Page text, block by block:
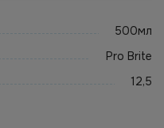
500мл
Pro Brite
12,5